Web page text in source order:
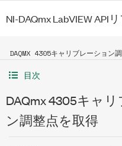
NI-DAQmx LabVIEW API
DAQMX 4305キャリブレーション
目次
DAQmx 4305キャ
ン調整点を取得